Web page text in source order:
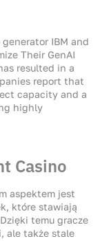
IBM and
Their GenAI
resulted in a
report that
capacity and a
highly
Casino
aspektem jest
które stawiają
temu gracze
ale także stale